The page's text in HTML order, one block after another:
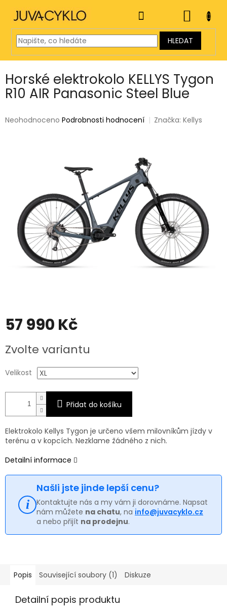
obsah
HLEDAT
KOŠÍK
Horské elektrokolo KELLYS Tygon
R10 AIR Panasonic Steel Blue
Průměrné
Neohodnoceno Podrobnosti hodnocení Značka:Kellys
57 990 Kč
cena:
Zvolte variantu
Velikost
Přidat do košíku
Elektrokolo Kellys Tygon je určeno všem milovníkům jízdy v
terénu a v kopcích. Nezklame žádného z nich.
Detailní informace
Našli jste jinde lepší cenu?
Kontaktujte nás a my vám ji dorovnáme. Napsat
nám můžete na chatu, na info@juvacyklo.cz
a nebo přijít na prodejnu.
Popis Související soubory (1) Diskuze
Detailní popis produktu